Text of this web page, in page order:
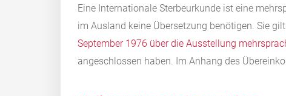
Eine Internationale Sterbeurkunde ist eine
im Ausland keine Übersetzung benötigen. Sie
September 1976 über die Ausstellung
angeschlossen haben. Im Anhang des